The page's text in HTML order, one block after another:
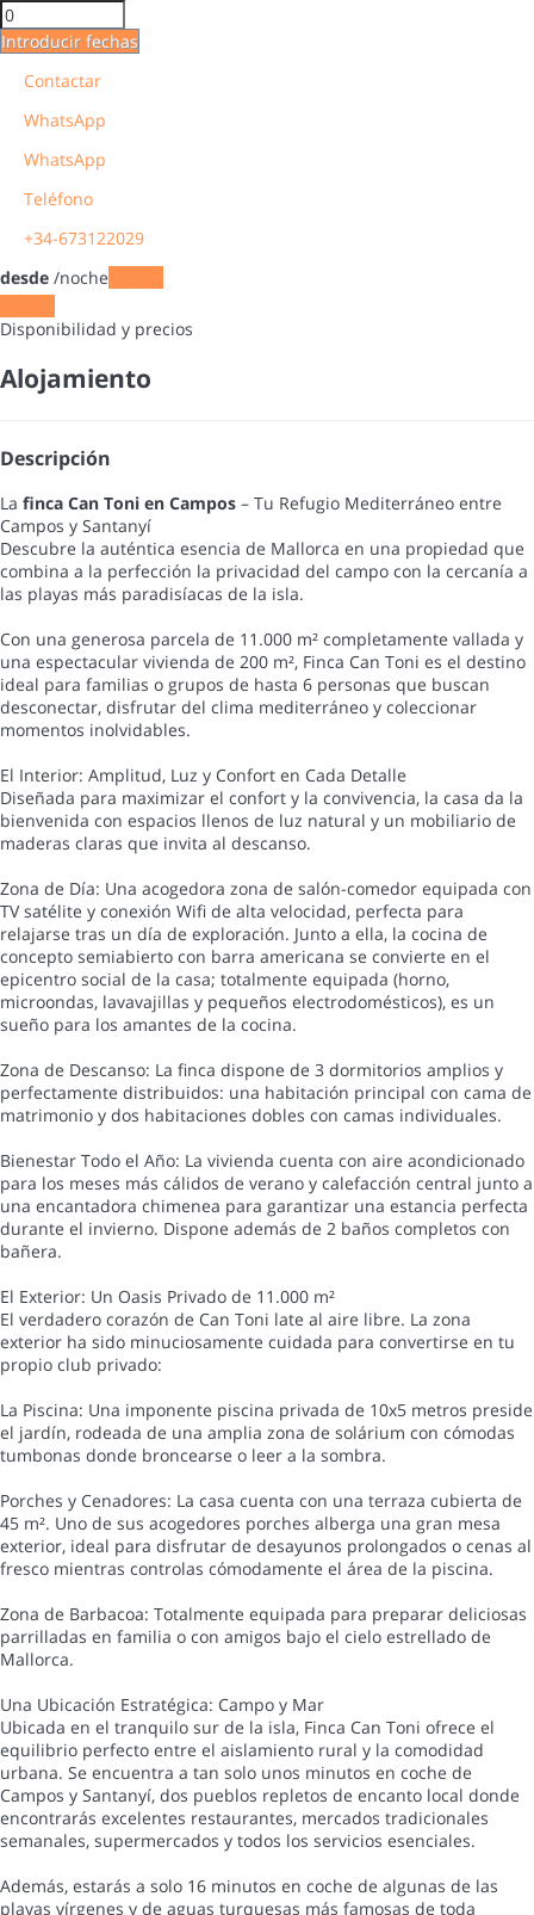
Introducir fechas
Contactar
WhatsApp
WhatsApp
Teléfono
+34-673122029
desde /noche
Disponibilidad y precios
Alojamiento
Descripción
La finca Can Toni en Campos – Tu Refugio Mediterráneo entre
Campos y Santanyí
Descubre la auténtica esencia de Mallorca en una propiedad que
combina a la perfección la privacidad del campo con la cercanía a
las playas más paradisíacas de la isla.
Con una generosa parcela de 11.000 m² completamente vallada y
una espectacular vivienda de 200 m², Finca Can Toni es el destino
ideal para familias o grupos de hasta 6 personas que buscan
desconectar, disfrutar del clima mediterráneo y coleccionar
momentos inolvidables.
El Interior: Amplitud, Luz y Confort en Cada Detalle
Diseñada para maximizar el confort y la convivencia, la casa da la
bienvenida con espacios llenos de luz natural y un mobiliario de
maderas claras que invita al descanso.
Zona de Día: Una acogedora zona de salón-comedor equipada con
TV satélite y conexión Wifi de alta velocidad, perfecta para
relajarse tras un día de exploración. Junto a ella, la cocina de
concepto semiabierto con barra americana se convierte en el
epicentro social de la casa; totalmente equipada (horno,
microondas, lavavajillas y pequeños electrodomésticos), es un
sueño para los amantes de la cocina.
Zona de Descanso: La finca dispone de 3 dormitorios amplios y
perfectamente distribuidos: una habitación principal con cama de
matrimonio y dos habitaciones dobles con camas individuales.
Bienestar Todo el Año: La vivienda cuenta con aire acondicionado
para los meses más cálidos de verano y calefacción central junto a
una encantadora chimenea para garantizar una estancia perfecta
durante el invierno. Dispone además de 2 baños completos con
bañera.
El Exterior: Un Oasis Privado de 11.000 m²
El verdadero corazón de Can Toni late al aire libre. La zona
exterior ha sido minuciosamente cuidada para convertirse en tu
propio club privado:
La Piscina: Una imponente piscina privada de 10x5 metros preside
el jardín, rodeada de una amplia zona de solárium con cómodas
tumbonas donde broncearse o leer a la sombra.
Porches y Cenadores: La casa cuenta con una terraza cubierta de
45 m². Uno de sus acogedores porches alberga una gran mesa
exterior, ideal para disfrutar de desayunos prolongados o cenas al
fresco mientras controlas cómodamente el área de la piscina.
Zona de Barbacoa: Totalmente equipada para preparar deliciosas
parrilladas en familia o con amigos bajo el cielo estrellado de
Mallorca.
Una Ubicación Estratégica: Campo y Mar
Ubicada en el tranquilo sur de la isla, Finca Can Toni ofrece el
equilibrio perfecto entre el aislamiento rural y la comodidad
urbana. Se encuentra a tan solo unos minutos en coche de
Campos y Santanyí, dos pueblos repletos de encanto local donde
encontrarás excelentes restaurantes, mercados tradicionales
semanales, supermercados y todos los servicios esenciales.
Además, estarás a solo 16 minutos en coche de algunas de las
playas vírgenes y de aguas turquesas más famosas de toda